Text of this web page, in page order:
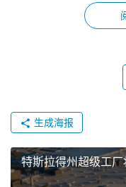
快充循环后外部
后，模拟极端故障，
绝缘电阻要求升级
这一系列测试背
事件不发生”已成为电
各类工况，全时在线”
生成海报
特斯拉得州超级工